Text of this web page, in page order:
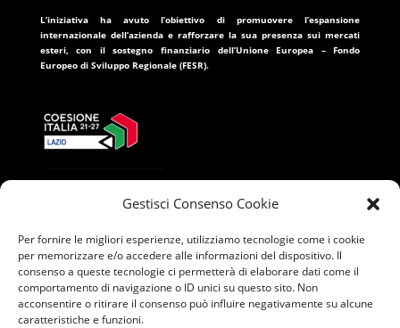
Gestisci Consenso Cookie
Per fornire le migliori esperienze, utilizziamo tecnologie come i cookie
per memorizzare e/o accedere alle informazioni del dispositivo. Il
consenso a queste tecnologie ci permetterà di elaborare dati come il
comportamento di navigazione o ID unici su questo sito. Non
acconsentire o ritirare il consenso può influire negativamente su alcune
caratteristiche e funzioni.
L’iniziativa ha avuto l’obiettivo di promuovere l’espansione
internazionale dell’azienda e rafforzare la sua presenza sui mercati
esteri, con il sostegno finanziario dell’Unione Europea – Fondo
Europeo di Sviluppo Regionale (FESR).